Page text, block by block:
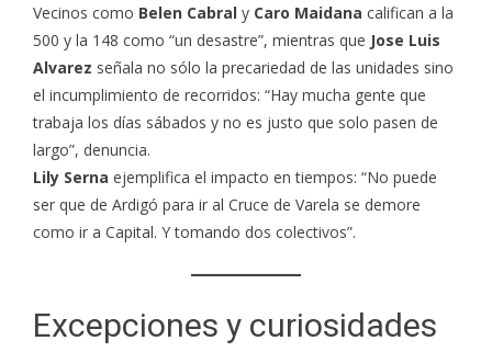
Vecinos como Belen Cabral y Caro Maidana califican a la
500 y la 148 como “un desastre”, mientras que Jose Luis
Alvarez señala no sólo la precariedad de las unidades sino
el incumplimiento de recorridos: “Hay mucha gente que
trabaja los días sábados y no es justo que solo pasen de
largo”, denuncia.
Lily Serna ejemplifica el impacto en tiempos: “No puede
ser que de Ardigó para ir al Cruce de Varela se demore
como ir a Capital. Y tomando dos colectivos”.
Excepciones y curiosidades